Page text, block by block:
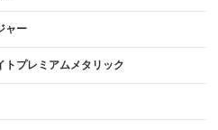
ャー
トプレミアムメタリック